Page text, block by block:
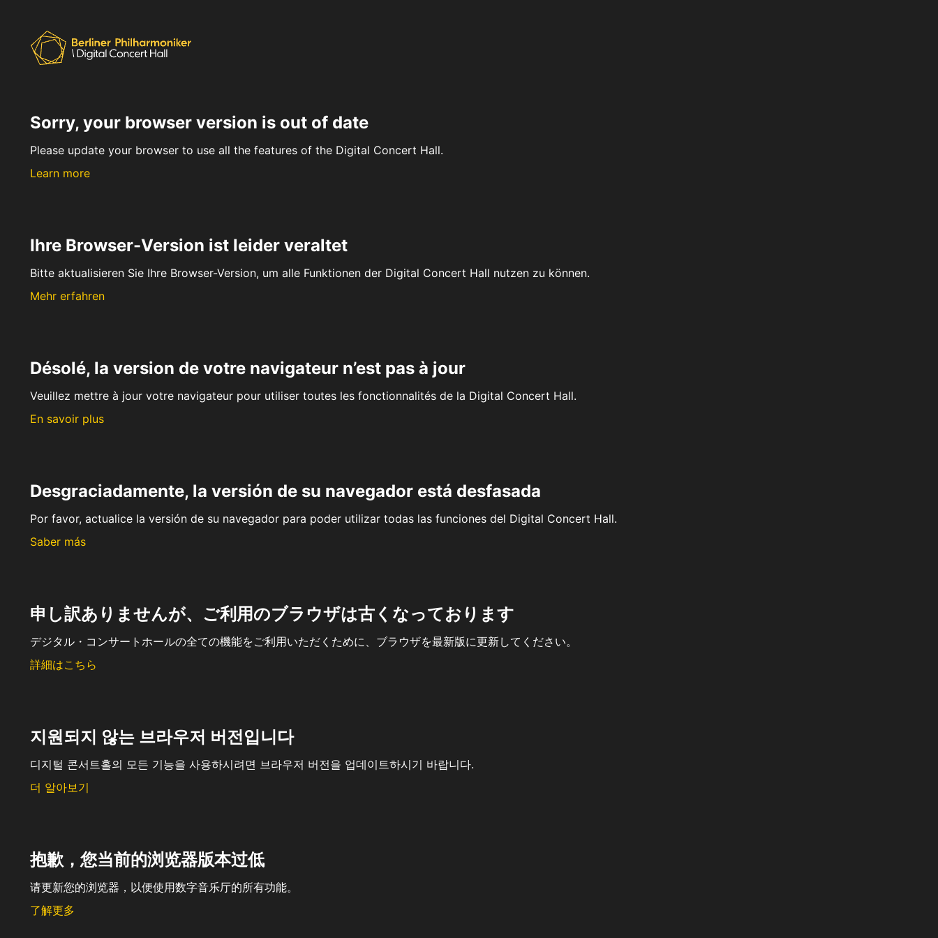
Sorry, your browser version is out of date
Please update your browser to use all the features of the Digital Concert Hall.
Learn more
Ihre Browser-Version ist leider veraltet
Bitte aktualisieren Sie Ihre Browser-Version, um alle Funktionen der Digital Concert Hall nutzen zu können.
Mehr erfahren
Désolé, la version de votre navigateur n’est pas à jour
Veuillez mettre à jour votre navigateur pour utiliser toutes les fonctionnalités de la Digital Concert Hall.
En savoir plus
Desgraciadamente, la versión de su navegador está desfasada
Por favor, actualice la versión de su navegador para poder utilizar todas las funciones del Digital Concert Hall.
Saber más
申し訳ありませんが、ご利用のブラウザは古くなっております
デジタル・コンサートホールの全ての機能をご利用いただくために、ブラウザを最新版に更新してください。
詳細はこちら
지원되지 않는 브라우저 버전입니다
디지털 콘서트홀의 모든 기능을 사용하시려면 브라우저 버전을 업데이트하시기 바랍니다.
더 알아보기
抱歉，您当前的浏览器版本过低
请更新您的浏览器，以便使用数字音乐厅的所有功能。
了解更多